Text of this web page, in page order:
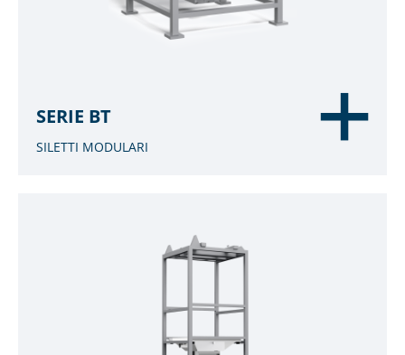
SERIE BT
SILETTI MODULARI